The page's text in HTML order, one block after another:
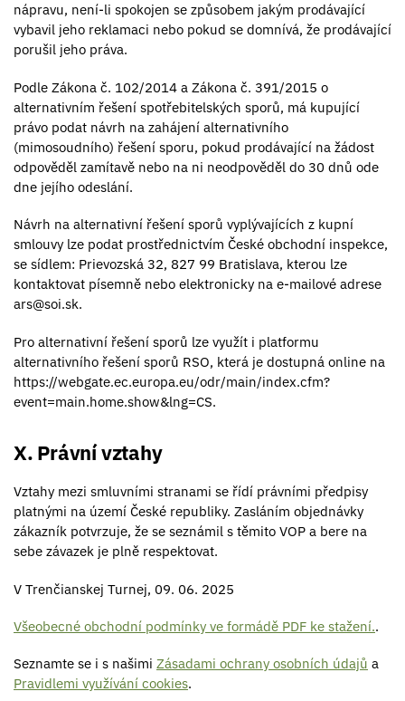
nápravu, není-li spokojen se způsobem jakým prodávající
vybavil jeho reklamaci nebo pokud se domnívá, že prodávající
porušil jeho práva.
Podle Zákona č. 102/2014 a Zákona č. 391/2015 o
alternativním řešení spotřebitelských sporů, má kupující
právo podat návrh na zahájení alternativního
(mimosoudního) řešení sporu, pokud prodávající na žádost
odpověděl zamítavě nebo na ni neodpověděl do 30 dnů ode
dne jejího odeslání.
Návrh na alternativní řešení sporů vyplývajících z kupní
smlouvy lze podat prostřednictvím České obchodní inspekce,
se sídlem: Prievozská 32, 827 99 Bratislava, kterou lze
kontaktovat písemně nebo elektronicky na e-mailové adrese
ars@soi.sk.
Pro alternativní řešení sporů lze využít i platformu
alternativního řešení sporů RSO, která je dostupná online na
https://webgate.ec.europa.eu/odr/main/index.cfm?
event=main.home.show&lng=CS.
X. Právní vztahy
Vztahy mezi smluvními stranami se řídí právními předpisy
platnými na území České republiky. Zasláním objednávky
zákazník potvrzuje, že se seznámil s těmito VOP a bere na
sebe závazek je plně respektovat.
V Trenčianskej Turnej, 09. 06. 2025
Všeobecné obchodní podmínky ve formádě PDF ke stažení..
Seznamte se i s našimi Zásadami ochrany osobních údajů a
Pravidlemi využívání cookies.